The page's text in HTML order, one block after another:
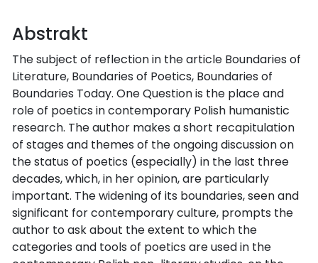
Abstrakt
The subject of reflection in the article Boundaries of
Literature, Boundaries of Poetics, Boundaries of
Boundaries Today. One Question is the place and
role of poetics in contemporary Polish humanistic
research. The author makes a short recapitulation
of stages and themes of the ongoing discussion on
the status of poetics (especially) in the last three
decades, which, in her opinion, are particularly
important. The widening of its boundaries, seen and
significant for contemporary culture, prompts the
author to ask about the extent to which the
categories and tools of poetics are used in the